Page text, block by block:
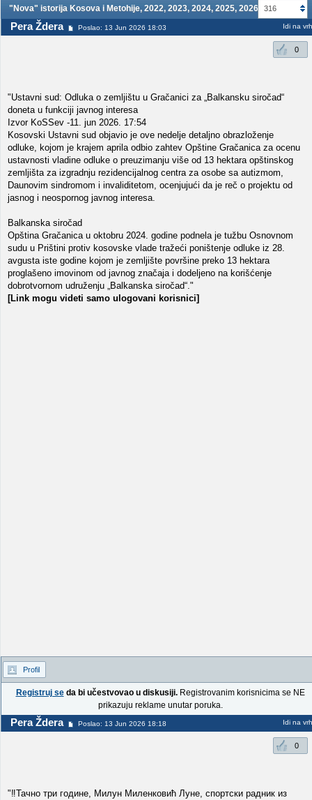
316
"Nova" istorija Kosova i Metohije, 2022, 2023, 2024, 2025, 2026. godina
Pera Ždera Poslao: 13 Jun 2026 18:03 Idi na vrh
0
"Ustavni sud: Odluka o zemljištu u Gračanici za „Balkansku siročad“
doneta u funkciji javnog interesa
Izvor KoSSev -11. jun 2026. 17:54
Kosovski Ustavni sud objavio je ove nedelje detaljno obrazloženje
odluke, kojom je krajem aprila odbio zahtev Opštine Gračanica za ocenu
ustavnosti vladine odluke o preuzimanju više od 13 hektara opštinskog
zemljišta za izgradnju rezidencijalnog centra za osobe sa autizmom,
Daunovim sindromom i invaliditetom, ocenjujući da je reč o projektu od
jasnog i neospornog javnog interesa.
Balkanska siročad
Opština Gračanica u oktobru 2024. godine podnela je tužbu Osnovnom
sudu u Prištini protiv kosovske vlade tražeći poništenje odluke iz 28.
avgusta iste godine kojom je zemljište površine preko 13 hektara
proglašeno imovinom od javnog značaja i dodeljeno na korišćenje
dobrotvornom udruženju „Balkanska siročad“."
[Link mogu videti samo ulogovani korisnici]
Profil
Registruj seda bi učestvovao u diskusiji.Registrovanim korisnicima se NE
prikazuju reklame unutar poruka.
Pera Ždera Poslao: 13 Jun 2026 18:18 Idi na vrh
0
"‼️Тачно три године, Милун Миленковић Луне, спортски радник из